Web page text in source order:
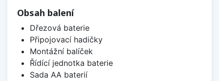
Obsah balení
Dřezová baterie
Připojovací hadičky
Montážní balíček
Řídící jednotka baterie
Sada AA baterií